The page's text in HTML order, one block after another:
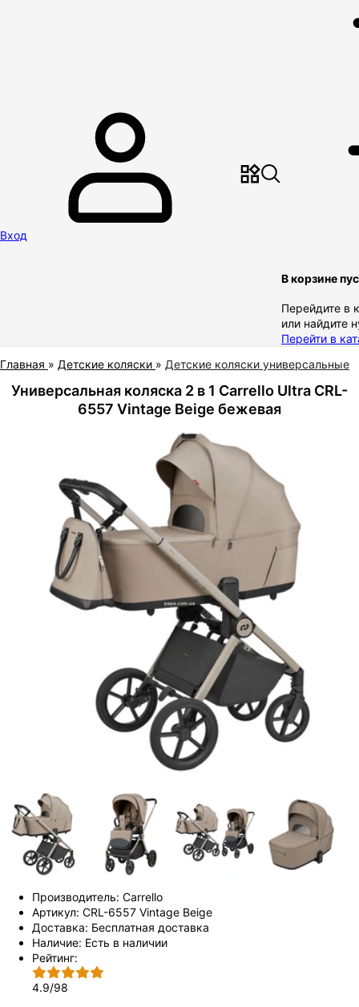
Вход
В корзине
Перейдите в
или найдите
Перейти в
Главная » Детские коляски » Детские коляски универсальные
Универсальная коляска 2 в 1 Carrello Ultra CRL-
6557 Vintage Beige бежевая
Производитель: Carrello
Артикул: CRL-6557 Vintage Beige
Доставка: Бесплатная доставка
Наличие: Есть в наличии
Рейтинг:
4.9/98